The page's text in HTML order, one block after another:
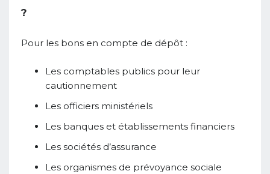
?
Pour les bons en compte de dépôt :
Les comptables publics pour leur
cautionnement
Les officiers ministériels
Les banques et établissements financiers
Les sociétés d’assurance
Les organismes de prévoyance sociale